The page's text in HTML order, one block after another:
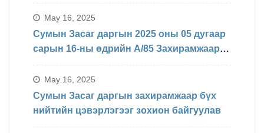
May 16, 2025
Сумын Засаг даргын 2025 оны 05 дугаар
сарын 16-ны өдрийн А/85 Захирамжаар
явагдахаар болсон.
May 16, 2025
Сумын Засаг даргын захирамжаар бүх
нийтийн цэвэрлэгээг зохион байгуулав